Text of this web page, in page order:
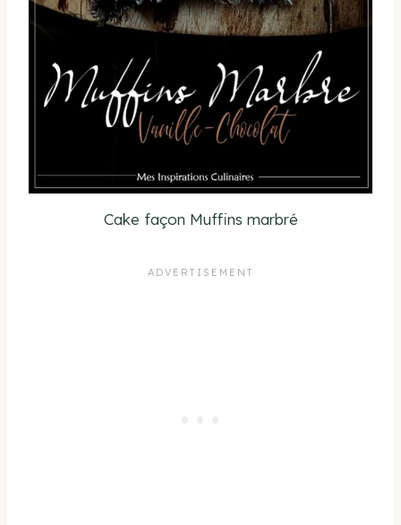
Cake façon Muffins marbré